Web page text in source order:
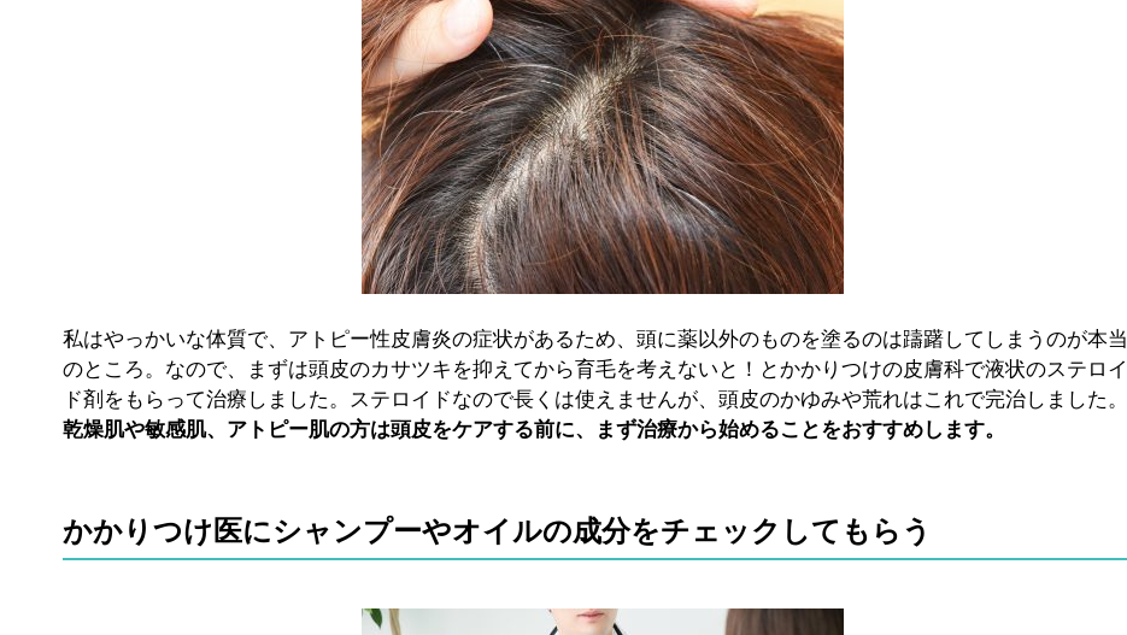
私はやっかいな体質で、アトピー性皮膚炎の症状があるため、頭に薬以外のものを塗るのは躊躇してしまうのが本当
のところ。なので、まずは頭皮のカサツキを抑えてから育毛を考えないと！とかかりつけの皮膚科で液状のステロイ
ド剤をもらって治療しました。ステロイドなので長くは使えませんが、頭皮のかゆみや荒れはこれで完治しました。
乾燥肌や敏感肌、アトピー肌の方は頭皮をケアする前に、まず治療から始めることをおすすめします。
かかりつけ医にシャンプーやオイルの成分をチェックしてもらう